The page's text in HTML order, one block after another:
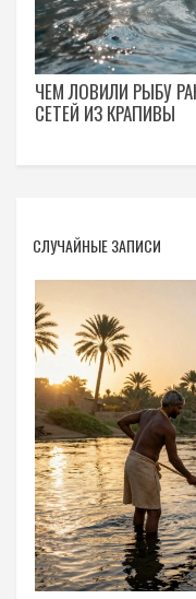
ЧЕМ ЛОВИЛИ РЫБУ
СЕТЕЙ ИЗ КРАПИВЫ
СЛУЧАЙНЫЕ ЗАПИСИ